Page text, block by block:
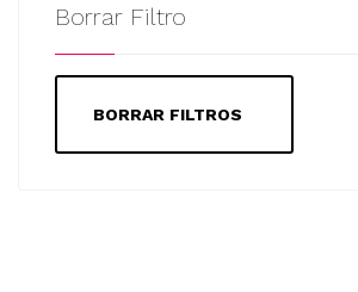
Borrar Filtro
BORRAR FILTROS